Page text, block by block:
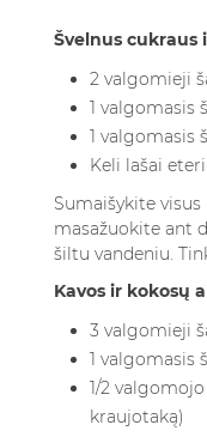
Švelnus cukraus
2 valgomieji
1 valgomasis
1 valgomasis
Keli lašai
Sumaišykite
masažuokite ant
šiltu vandeniu.
Kavos ir kokosų
3 valgomieji
1 valgomasis
1/2
kraujotaką)